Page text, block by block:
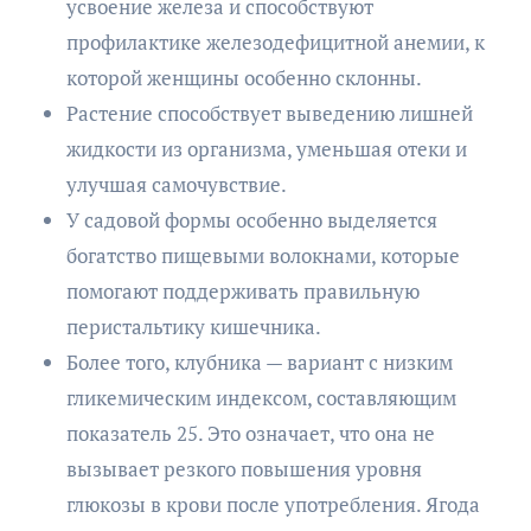
усвоение железа и способствуют
профилактике железодефицитной анемии, к
которой женщины особенно склонны.
Растение способствует выведению лишней
жидкости из организма, уменьшая отеки и
улучшая самочувствие.
У садовой формы особенно выделяется
богатство пищевыми волокнами, которые
помогают поддерживать правильную
перистальтику кишечника.
Более того, клубника — вариант с низким
гликемическим индексом, составляющим
показатель 25. Это означает, что она не
вызывает резкого повышения уровня
глюкозы в крови после употребления. Ягода